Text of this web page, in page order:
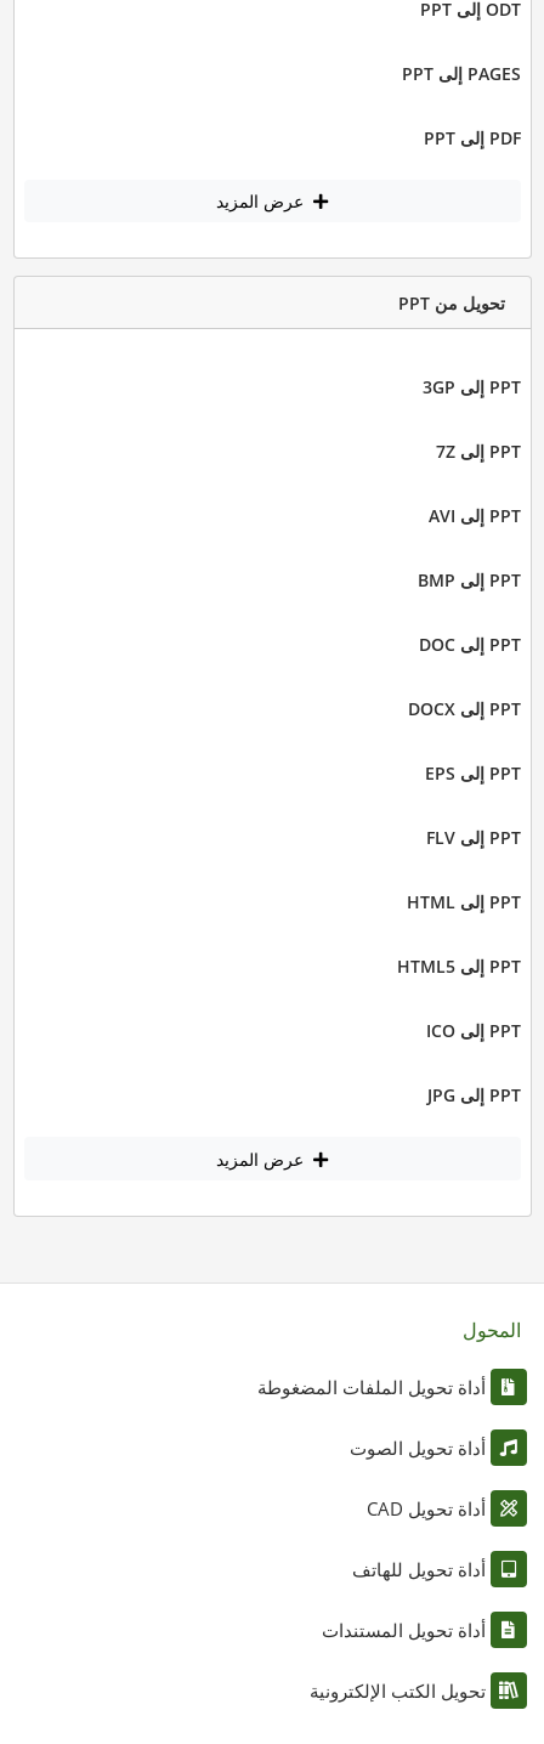
ODT إلى PPT
PAGES إلى PPT
PDF إلى PPT
عرض المزيد
تحويل من PPT
PPT إلى 3GP
PPT إلى 7Z
PPT إلى AVI
PPT إلى BMP
PPT إلى DOC
PPT إلى DOCX
PPT إلى EPS
PPT إلى FLV
PPT إلى HTML
PPT إلى HTML5
PPT إلى ICO
PPT إلى JPG
عرض المزيد
المحول
أداة تحويل الملفات المضغوطة
أداة تحويل الصوت
أداة تحويل CAD
أداة تحويل للهاتف
أداة تحويل المستندات
تحويل الكتب الإلكترونية